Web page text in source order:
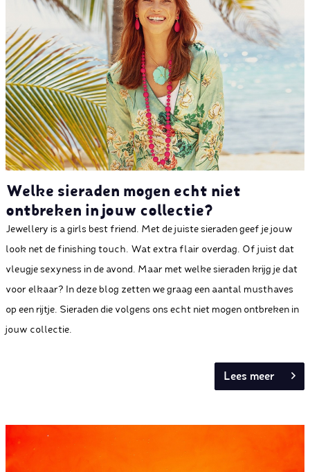
Welke sieraden mogen echt niet
ontbreken in jouw collectie?
Jewellery is a girls best friend. Met de juiste sieraden geef je jouw
look net de finishing touch. Wat extra flair overdag. Of juist dat
vleugje sexyness in de avond. Maar met welke sieraden krijg je dat
voor elkaar? In deze blog zetten we graag een aantal musthaves
op een rijtje. Sieraden die volgens ons echt niet mogen ontbreken in
jouw collectie.
Lees meer